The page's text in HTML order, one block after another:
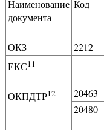
Наименование
документа
Код
ОКЗ
2212
ЕКС11 -
ОКПДТР12 20463
20480